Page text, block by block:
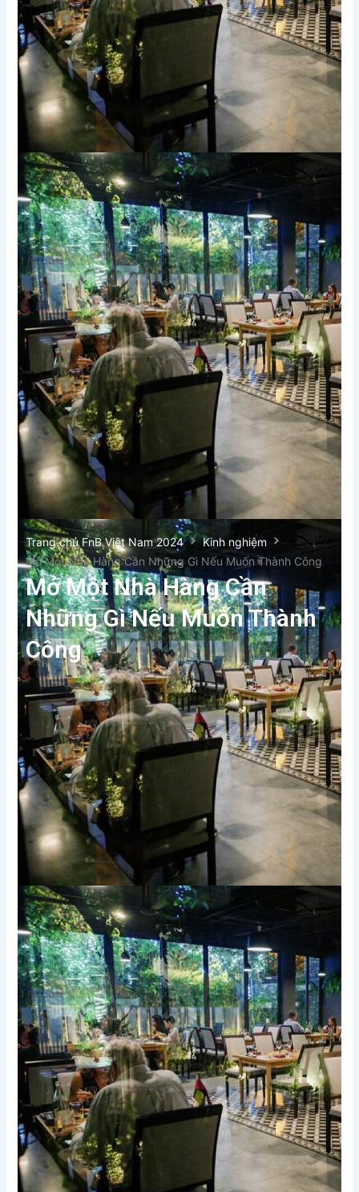
Xem thêm
Trang chủ FnB Việt Nam 2024
Kinh nghiệm
Mở Một Nhà Hàng Cần Những Gì Nếu Muốn Thành Công
Mở Một Nhà Hàng Cần
Những Gì Nếu Muốn Thành
Công